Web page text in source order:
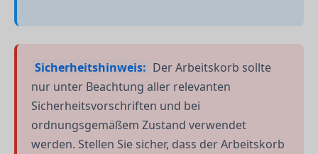
Sicherheitshinweis: Der Arbeitskorb sollte
nur unter Beachtung aller relevanten
Sicherheitsvorschriften und bei
ordnungsgemäßem Zustand verwendet
werden. Stellen Sie sicher, dass der Arbeitskorb